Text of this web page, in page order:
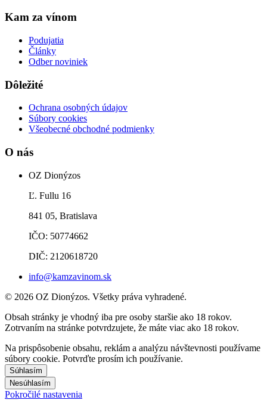
Kam za vínom
Podujatia
Články
Odber noviniek
Dôležité
Ochrana osobných údajov
Súbory cookies
Všeobecné obchodné podmienky
O nás
OZ Dionýzos
Ľ. Fullu 16
841 05, Bratislava
IČO: 50774662
DIČ: 2120618720
info@kamzavinom.sk
© 2026 OZ Dionýzos. Všetky práva vyhradené.
Obsah stránky je vhodný iba pre osoby staršie ako 18 rokov.
Zotrvaním na stránke potvrdzujete, že máte viac ako 18 rokov.
Na prispôsobenie obsahu, reklám a analýzu návštevnosti používame
súbory cookie. Potvrďte prosím ich používanie.
Súhlasím
Nesúhlasím
Pokročilé nastavenia